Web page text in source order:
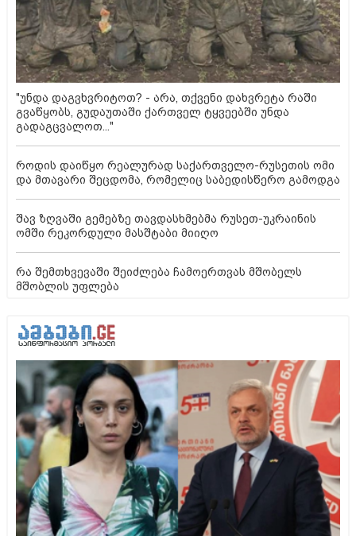
"უნდა დაგვხვრიტოთ? - არა, თქვენი დახვრეტა რაში
გვაწყობს, გუდაუთაში ქართველ ტყვეებში უნდა
გადაგცვალოთ..."
როდის დაიწყო რეალურად საქართველო-რუსეთის ომი
და მთავარი შეცდომა, რომელიც საბედისწერო გამოდგა
შავ ზღვაში გემებზე თავდასხმებმა რუსეთ-უკრაინის
ომში რეკორდული მასშტაბი მიიღო
რა შემთხვევაში შეიძლება ჩამოერთვას მშობელს
მშობლის უფლება